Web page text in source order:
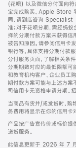
(花呗) 以及微信分付面向符
宝完成购买。Apple Store
同，请到店咨询 Specialist
准；对于花呗分期，需经蚂
择的分期付款方案未获得信
被告知原因。请参阅信用卡
银行等，具体支持分期付款
分付服务页面，了解相关条
分期期数对应的最低限额可
和教育机构客户、企业员
期付款方案可能与上述方案
司信用卡无资格申请分期。
当商品有货并/或发货时，购
务费用将显示在你的信用卡
产品按广告宣传价或标价提
送货服务。
此信息更新于 2026 年 7